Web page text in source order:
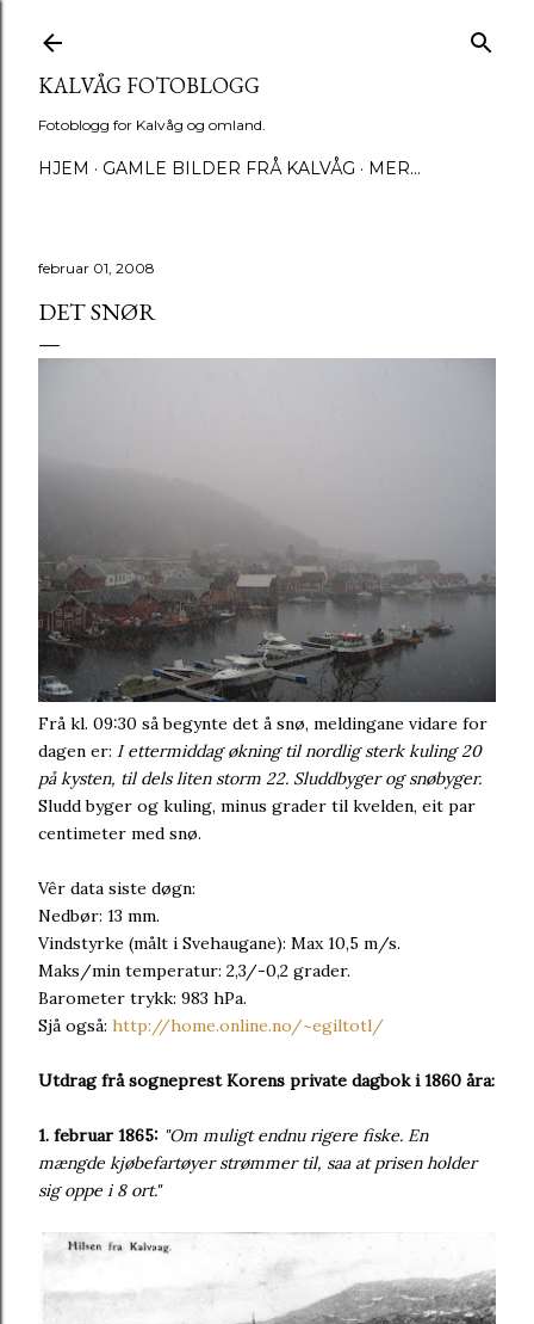
KALVÅG FOTOBLOGG
Fotoblogg for Kalvåg og omland.
HJEM GAMLE BILDER FRÅ KALVÅG MER…
februar 01, 2008
DET SNØR
Frå kl. 09:30 så begynte det å snø, meldingane vidare for
dagen er: I ettermiddag økning til nordlig sterk kuling 20
på kysten, til dels liten storm 22. Sluddbyger og snøbyger.
Sludd byger og kuling, minus grader til kvelden, eit par
centimeter med snø.
Vêr data siste døgn:
Nedbør: 13 mm.
Vindstyrke (målt i Svehaugane): Max 10,5 m/s.
Maks/min temperatur: 2,3/-0,2 grader.
Barometer trykk: 983 hPa.
Sjå også: http://home.online.no/~egiltotl/
Utdrag frå sogneprest Korens private dagbok i 1860 åra:
1. februar 1865: "Om muligt endnu rigere fiske. En
mængde kjøbefartøyer strømmer til, saa at prisen holder
sig oppe i 8 ort."